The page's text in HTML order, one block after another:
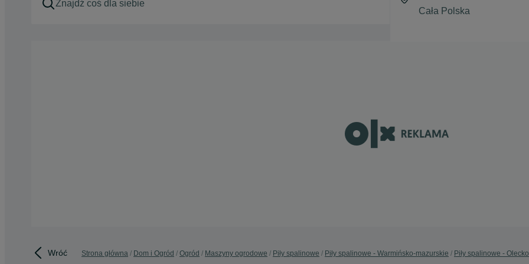
Wróć Strona główna Dom i Ogród Ogród Maszyny ogrodowe Piły spalinowe Piły spalinowe - Warmińsko-mazurskie Piły spalinowe - Olecko